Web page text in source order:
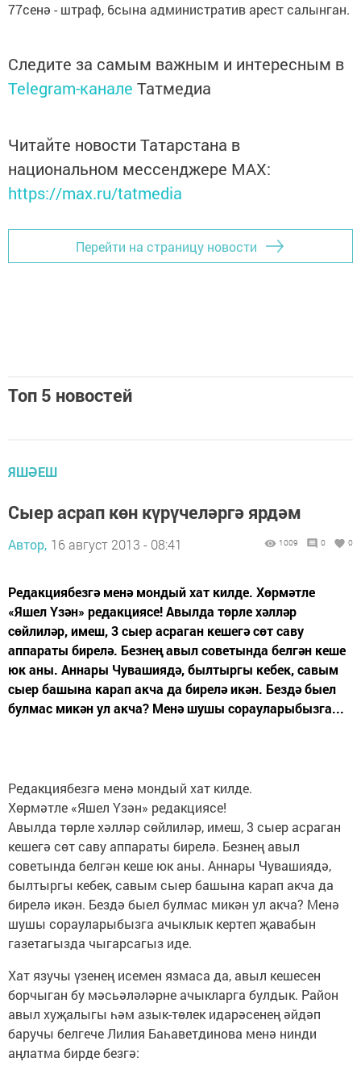
77сенә - штраф, 6сына административ арест салынган.
Следите за самым важным и интересным в
Telegram-канале Татмедиа
Читайте новости Татарстана в
национальном мессенджере MАХ:
https://max.ru/tatmedia
Перейти на страницу новости
Топ 5 новостей
ЯШӘЕШ
Сыер асрап көн күрүчеләргә ярдәм
Автор, 16 август 2013 - 08:41 1009 0 0
Редакциябезгә менә мондый хат килде. Хөрмәтле
«Яшел Үзән» редакциясе! Авылда төрле хәлләр
сөйлиләр, имеш, 3 сыер асраган кешегә сөт саву
аппараты бирелә. Безнең авыл советында белгән кеше
юк аны. Аннары Чувашиядә, былтыргы кебек, савым
сыер башына карап акча да бирелә икән. Бездә быел
булмас микән ул акча? Менә шушы сорауларыбызга...
Редакциябезгә менә мондый хат килде.
Хөрмәтле «Яшел Үзән» редакциясе!
Авылда төрле хәлләр сөйлиләр, имеш, 3 сыер асраган
кешегә сөт саву аппараты бирелә. Безнең авыл
советында белгән кеше юк аны. Аннары Чувашиядә,
былтыргы кебек, савым сыер башына карап акча да
бирелә икән. Бездә быел булмас микән ул акча? Менә
шушы сорауларыбызга ачыклык кертеп җавабын
газетагызда чыгарсагыз иде.
Хат язучы үзенең исемен язмаса да, авыл кешесен
борчыган бу мәсьәләләрне ачыкларга булдык. Район
авыл хуҗалыгы һәм азык-төлек идарәсенең әйдәп
баручы белгече Лилия Баһаветдинова менә нинди
аңлатма бирде безгә: